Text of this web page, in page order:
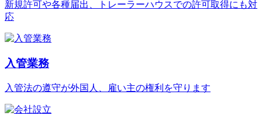
新規許可や各種届出、トレーラーハウスでの許可取得にも対
応
入管業務
入管法の遵守が外国人、雇い主の権利を守ります